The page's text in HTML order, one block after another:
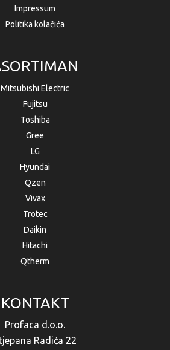
Impressum
Politika kolačića
Mitsubishi Electric
Fujitsu
Toshiba
Gree
LG
Hyundai
Qzen
Vivax
Trotec
Daikin
Hitachi
Qtherm
KONTAKT
Profaca d.o.o.
Radića 22